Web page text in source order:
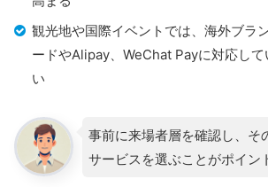
てください。
観光地や国際イベントでは、海外ブラ
ードやAlipay、WeChat Payに対応し
い
事前に来場者層を確認し、そ
サービスを選ぶことがポイン